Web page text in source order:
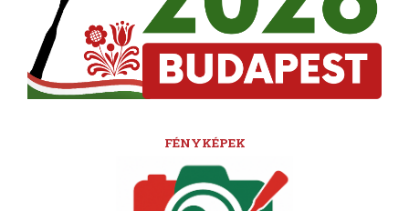
FÉNYKÉPEK